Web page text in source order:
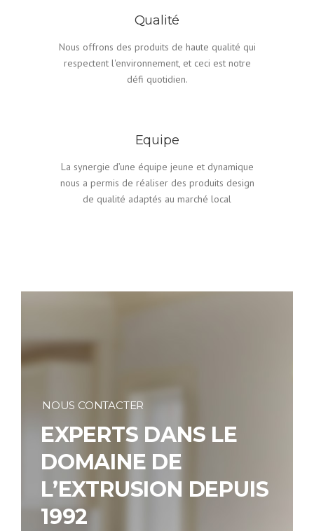
Qualité
Nous offrons des produits de haute qualité qui
respectent l'environnement, et ceci est notre
défi quotidien.
Equipe
La synergie d’une équipe jeune et dynamique
nous a permis de réaliser des produits design
de qualité adaptés au marché local
NOUS CONTACTER
EXPERTS DANS LE
DOMAINE DE
L’EXTRUSION DEPUIS
1992